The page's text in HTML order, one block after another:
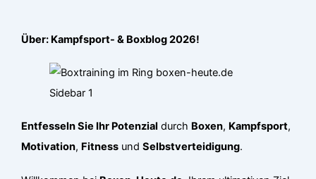
Über: Kampfsport- & Boxblog 2026!
Entfesseln Sie Ihr Potenzial durch Boxen, Kampfsport,
Motivation, Fitness undSelbstverteidigung.